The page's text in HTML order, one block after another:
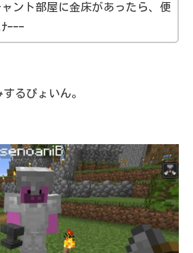
ャント部屋に金床があったら、便
ｰｰｰ
るぴょいん。